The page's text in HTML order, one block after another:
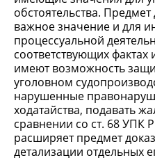
обстоятельства.
важное значение и для
процессуальной
соответствующих фактах
имеют возможность
уголовном
нарушенные
ходатайства, подавать
сравнении со ст. 68 УПК
расширяет предмет
детализации отдельных